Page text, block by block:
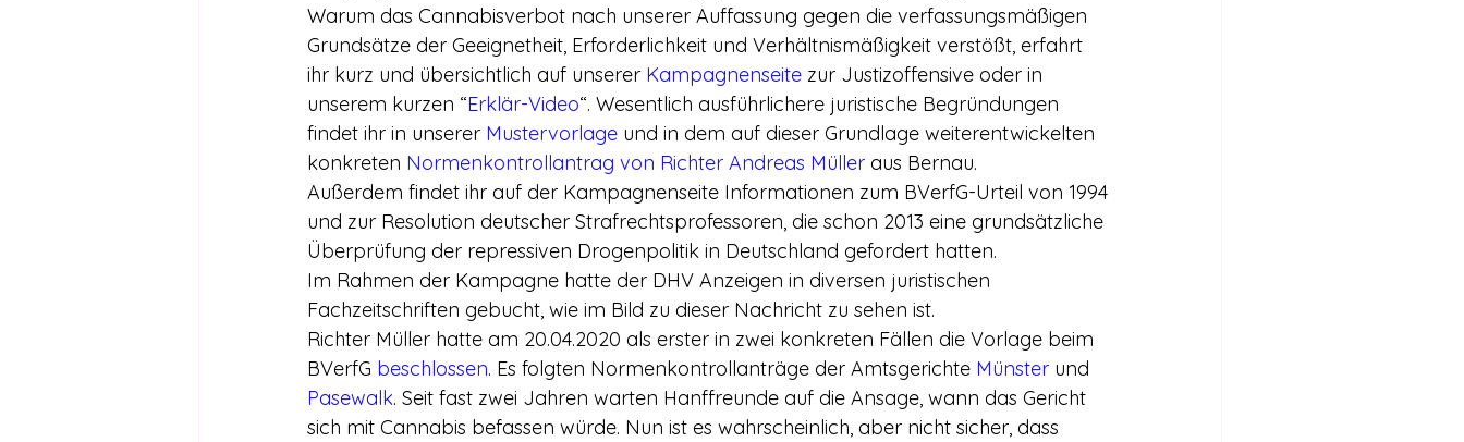
Warum das Cannabisverbot nach unserer Auffassung gegen die verfassungsmäßigen
Grundsätze der Geeignetheit, Erforderlichkeit und Verhältnismäßigkeit verstößt, erfahrt
ihr kurz und übersichtlich auf unserer Kampagnenseite zur Justizoffensive oder in
unserem kurzen “Erklär-Video“. Wesentlich ausführlichere juristische Begründungen
findet ihr in unserer Mustervorlage und in dem auf dieser Grundlage weiterentwickelten
konkreten Normenkontrollantrag von Richter Andreas Müller aus Bernau.
Außerdem findet ihr auf der Kampagnenseite Informationen zum BVerfG-Urteil von 1994
und zur Resolution deutscher Strafrechtsprofessoren, die schon 2013 eine grundsätzliche
Überprüfung der repressiven Drogenpolitik in Deutschland gefordert hatten.
Im Rahmen der Kampagne hatte der DHV Anzeigen in diversen juristischen
Fachzeitschriften gebucht, wie im Bild zu dieser Nachricht zu sehen ist.
Richter Müller hatte am 20.04.2020 als erster in zwei konkreten Fällen die Vorlage beim
BVerfG beschlossen. Es folgten Normenkontrollanträge der Amtsgerichte Münster und
Pasewalk. Seit fast zwei Jahren warten Hanffreunde auf die Ansage, wann das Gericht
sich mit Cannabis befassen würde. Nun ist es wahrscheinlich, aber nicht sicher, dass